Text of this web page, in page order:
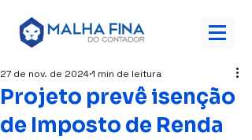
Projeto prevê isenção
de Imposto de Renda
27 de nov. de 20241 min de leitura